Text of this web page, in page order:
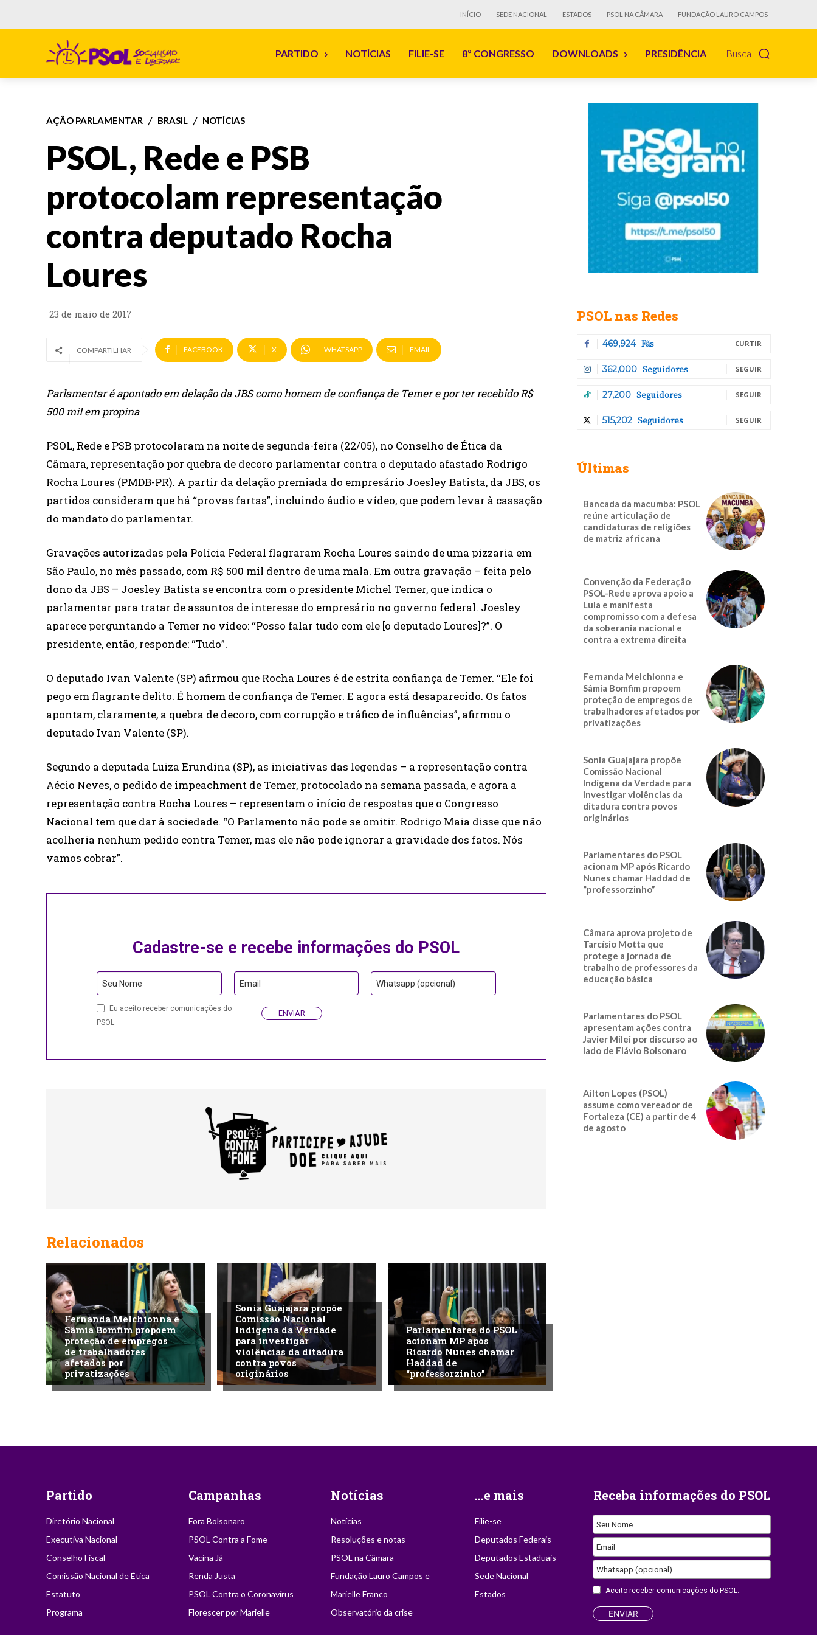
INÍCIO SEDE NACIONAL ESTADOS PSOL NA CÂMARA FUNDAÇÃO LAURO CAMPOS
Busca
PARTIDO NOTÍCIAS FILIE-SE 8º CONGRESSO DOWNLOADS PRESIDÊNCIA
AÇÃO PARLAMENTAR BRASIL NOTÍCIAS
PSOL, Rede e PSB
protocolam representação
contra deputado Rocha
Loures
23 de maio de 2017
COMPARTILHAR FACEBOOK X WHATSAPP EMAIL
Parlamentar é apontado em delação da JBS como homem de confiança de Temer e por ter recebido R$
500 mil em propina
PSOL, Rede e PSB protocolaram na noite de segunda-feira (22/05), no Conselho de Ética da
Câmara, representação por quebra de decoro parlamentar contra o deputado afastado Rodrigo
Rocha Loures (PMDB-PR). A partir da delação premiada do empresário Joesley Batista, da JBS, os
partidos consideram que há “provas fartas”, incluindo áudio e vídeo, que podem levar à cassação
do mandato do parlamentar.
Gravações autorizadas pela Polícia Federal flagraram Rocha Loures saindo de uma pizzaria em
São Paulo, no mês passado, com R$ 500 mil dentro de uma mala. Em outra gravação – feita pelo
dono da JBS – Joesley Batista se encontra com o presidente Michel Temer, que indica o
parlamentar para tratar de assuntos de interesse do empresário no governo federal. Joesley
aparece perguntando a Temer no vídeo: “Posso falar tudo com ele [o deputado Loures]?”. O
presidente, então, responde: “Tudo”.
O deputado Ivan Valente (SP) afirmou que Rocha Loures é de estrita confiança de Temer. “Ele foi
pego em flagrante delito. É homem de confiança de Temer. E agora está desaparecido. Os fatos
apontam, claramente, a quebra de decoro, com corrupção e tráfico de influências”, afirmou o
deputado Ivan Valente (SP).
Segundo a deputada Luiza Erundina (SP), as iniciativas das legendas – a representação contra
Aécio Neves, o pedido de impeachment de Temer, protocolado na semana passada, e agora a
representação contra Rocha Loures – representam o início de respostas que o Congresso
Nacional tem que dar à sociedade. “O Parlamento não pode se omitir. Rodrigo Maia disse que não
acolheria nenhum pedido contra Temer, mas ele não pode ignorar a gravidade dos fatos. Nós
vamos cobrar”.
Cadastre-se e recebe informações do PSOL
Contact
Email
Seu Nome Email Whatsapp (opcional)
Eu aceito receber comunicações do
PSOL.
ENVIAR
Relacionados
Fernanda Melchionna e
Sâmia Bomfim propoem
proteção de empregos
de trabalhadores
afetados por
privatizações
Sonia Guajajara propõe
Comissão Nacional
Indígena da Verdade
para investigar
violências da ditadura
contra povos
originários
Parlamentares do PSOL
acionam MP após
Ricardo Nunes chamar
Haddad de
“professorzinho”
PSOL nas Redes
469,924 Fãs CURTIR
362,000 Seguidores SEGUIR
27,200 Seguidores SEGUIR
515,202 Seguidores SEGUIR
Últimas
Bancada da macumba: PSOL
reúne articulação de
candidaturas de religiões
de matriz africana
Convenção da Federação
PSOL-Rede aprova apoio a
Lula e manifesta
compromisso com a defesa
da soberania nacional e
contra a extrema direita
Fernanda Melchionna e
Sâmia Bomfim propoem
proteção de empregos de
trabalhadores afetados por
privatizações
Sonia Guajajara propõe
Comissão Nacional
Indígena da Verdade para
investigar violências da
ditadura contra povos
originários
Parlamentares do PSOL
acionam MP após Ricardo
Nunes chamar Haddad de
“professorzinho”
Câmara aprova projeto de
Tarcísio Motta que
protege a jornada de
trabalho de professores da
educação básica
Parlamentares do PSOL
apresentam ações contra
Javier Milei por discurso ao
lado de Flávio Bolsonaro
Ailton Lopes (PSOL)
assume como vereador de
Fortaleza (CE) a partir de 4
de agosto
Partido
Diretório Nacional
Executiva Nacional
Conselho Fiscal
Comissão Nacional de Ética
Estatuto
Programa
Campanhas
Fora Bolsonaro
PSOL Contra a Fome
Vacina Já
Renda Justa
PSOL Contra o Coronavírus
Florescer por Marielle
Notícias
Notícias
Resoluções e notas
PSOL na Câmara
Fundação Lauro Campos e
Marielle Franco
Observatório da crise
...e mais
Filie-se
Deputados Federais
Deputados Estaduais
Sede Nacional
Estados
Receba informações do PSOL
Seu Nome
Email
Your
Whatsapp (opcional)
Aceito receber comunicações do PSOL.
ENVIAR